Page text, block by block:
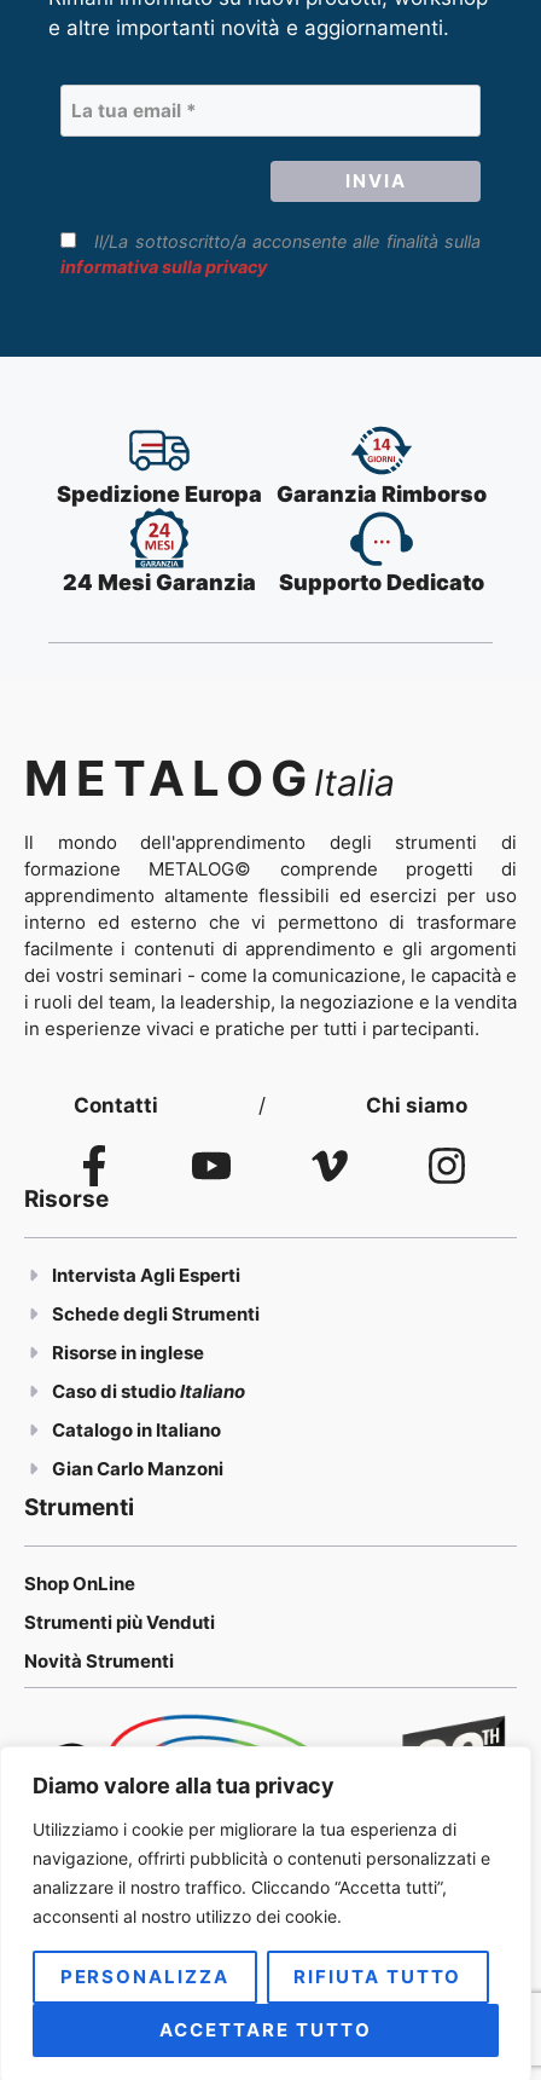
Diamo valore alla tua privacy
Utilizziamo i cookie per migliorare la tua esperienza di
navigazione, offrirti pubblicità o contenuti personalizzati e
analizzare il nostro traffico. Cliccando “Accetta tutti”,
acconsenti al nostro utilizzo dei cookie.
PERSONALIZZA RIFIUTA TUTTO
ACCETTARE TUTTO
e altre importanti novità e aggiornamenti.
Il/La sottoscritto/a acconsente alle finalità sulla
informativa sulla privacy
Spedizione Europa Garanzia Rimborso
24 Mesi Garanzia Supporto Dedicato
METALOG Italia
Il mondo dell'apprendimento degli strumenti di
formazione METALOG© comprende progetti di
apprendimento altamente flessibili ed esercizi per uso
interno ed esterno che vi permettono di trasformare
facilmente i contenuti di apprendimento e gli argomenti
dei vostri seminari - come la comunicazione, le capacità e
i ruoli del team, la leadership, la negoziazione e la vendita
in esperienze vivaci e pratiche per tutti i partecipanti.
Contatti / Chi siamo
Risorse
Intervista Agli Esperti
Schede degli Strumenti
Risorse in inglese
Caso di studioItaliano
Catalogo in Italiano
Gian Carlo Manzoni
Strumenti
Shop OnLine
Strumenti più Venduti
Novità Strumenti
2026 METALOG Italia
Privacy Policy
Condizioni Generali